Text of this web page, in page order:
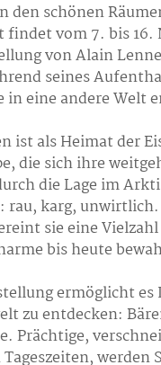
den schönen
vom 7. bis 16.
von Alain
seines
in eine andere
ist als Heimat der
die sich ihre
die Lage im
rau, karg,
sie eine
bis heute
ermöglicht
zu entdecken:
Prächtige,
werden